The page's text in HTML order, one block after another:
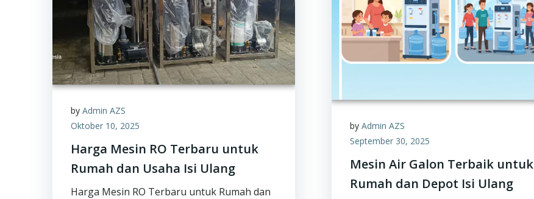
by Admin AZS
Oktober 10, 2025
Harga Mesin RO Terbaru untuk
Rumah dan Usaha Isi Ulang
Harga Mesin RO Terbaru untuk Rumah dan
byAdmin AZS
September 30, 2025
Mesin Air Galon Terbaik untuk
Rumah dan Depot Isi Ulang